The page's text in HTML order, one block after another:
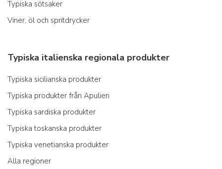
Typiska sötsaker
Viner, öl och spritdrycker
Typiska italienska regionala produkter
Typiska sicilianska produkter
Typiska produkter från Apulien
Typiska sardiska produkter
Typiska toskanska produkter
Typiska venetianska produkter
Alla regioner